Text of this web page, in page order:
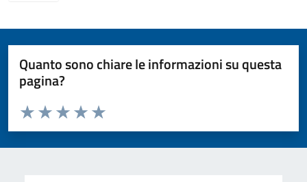
Quanto sono chiare le informazioni su questa
pagina?
Valuta da 1 a 5 stelle la pagina
Valuta 5 stelle su 5
Valuta 4 stelle su 5
Valuta 3 stelle su 5
Valuta 2 stelle su 5
Valuta 1 stelle su 5